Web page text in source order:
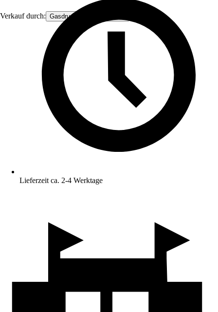
Verkauf durch: Gasdruckfeder Großhandel
Lieferzeit ca. 2-4 Werktage